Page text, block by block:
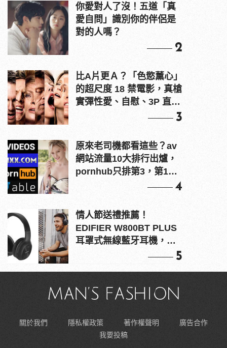
你愛對人了沒！五道「真
愛自問」識別你的伴侶是
對的人嗎？
2
比A片更Ａ？「色慾薰心」
的超尺度 18 禁電影，真槍
實彈性愛、自慰、3P 直接
3
原來老司機都看這些？av
網站流量10大排行出爐，
pornhub只排第3，第1名
4
情人節送禮推薦！
EDIFIER W800BT PLUS
耳罩式無線藍牙耳機，在
5
關於我們 隱私權政策 著作權聲明
廣告合作
我要投稿